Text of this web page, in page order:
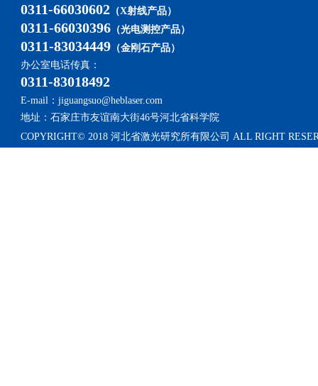
0311-66030602 （X射线产品）
0311-66030396 （光电测控产品）
0311-83034449 （金刚石产品）
办公室电话传真：
0311-83018492
E-mail：jiguangsuo@heblaser.com
地址：石家庄市友谊南大街46号河北省科学院
COPYRIGHT© 2018 河北省激光研究所有限公司 ALL RIGHT